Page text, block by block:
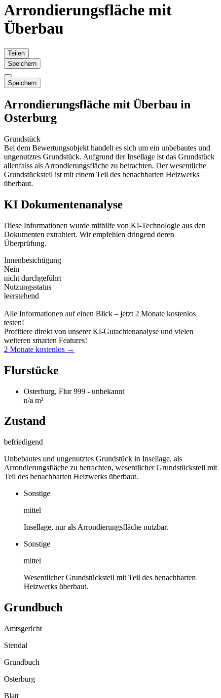
Arrondierungsfläche mit
Überbau
Teilen
Speichern
Speichern
Arrondierungsfläche mit Überbau in
Osterburg
Grundstück
Bei dem Bewertungsobjekt handelt es sich um ein unbebautes und
ungenutztes Grundstück. Aufgrund der Insellage ist das Grundstück
allenfalss als Arrondierungsfläche zu betrachten. Der wesentliche
Grundstücksteil ist mit einem Teil des benachbarten Heizwerks
überbaut.
KI Dokumentenanalyse
Diese Informationen wurde mithilfe von KI-Technologie aus den
Dokumenten extrahiert. Wir empfehlen dringend deren
Überprüfung.
Innenbesichtigung
Nein
nicht durchgeführt
Nutzungsstatus
leerstehend
Alle Informationen auf einen Blick – jetzt 2 Monate kostenlos
testen!
Profitiere direkt von unserer KI-Gutachtenanalyse und vielen
weiteren smarten Features!
2 Monate kostenlos →
Flurstücke
Osterburg, Flur 999 - unbekannt
n/a m²
Zustand
befriedigend
Unbebautes und ungenutztes Grundstück in Insellage, als
Arrondierungsfläche zu betrachten, wesentlicher Grundstücksteil mit
Teil des benachbarten Heizwerks überbaut.
Sonstige
mittel
Insellage, nur als Arrondierungsfläche nutzbar.
Sonstige
mittel
Wesentlicher Grundstücksteil mit Teil des benachbarten
Heizwerks überbaut.
Grundbuch
Amtsgericht
Stendal
Grundbuch
Osterburg
Blatt